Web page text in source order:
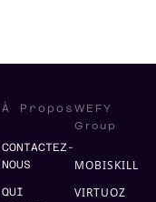
À Propos
CONTACTEZ-
NOUS
QUI
WEFY
Group
MOBISKILL
VIRTUOZ